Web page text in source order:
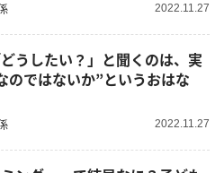
2022.11.27
うしたい？」と聞くのは、実
のではないか”というおはな
2022.11.27